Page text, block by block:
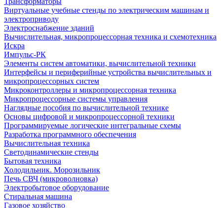
Виртуальные учебные стенды по электрическим машинам и
электроприводу
Электроснабжение зданий
Вычислительная, микропроцессорная техника и схемотехника
Искра
Импульс-РК
Элементы систем автоматики, вычислительной техники
Интерфейсы и периферийные устройства вычислительных и
микропроцессорных систем
Микроконтроллеры и микропроцессорная техника
Микропроцессорные системы управления
Наглядные пособия по вычислительной технике
Основы цифровой и микропроцессорной техники
Программируемые логические интегральные схемы
Разработка программного обеспечения
Вычислительная техника
Светодинамические стенды
Бытовая техника
Холодильник. Морозильник
Печь СВЧ (микроволновка)
Электробытовое оборудование
Стиральная машина
Газовое хозяйство